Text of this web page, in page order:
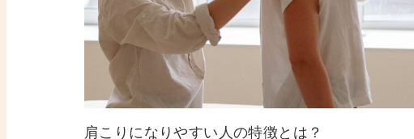
肩こりになりやすい人の特徴とは？